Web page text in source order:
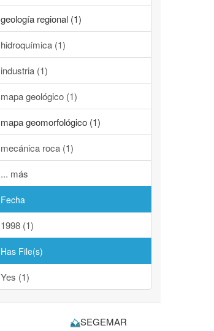
geología regional (1)
hidroquímica (1)
industria (1)
mapa geológico (1)
mapa geomorfológico (1)
mecánica roca (1)
... más
Fecha
1998 (1)
Has File(s)
Yes (1)
SEGEMAR